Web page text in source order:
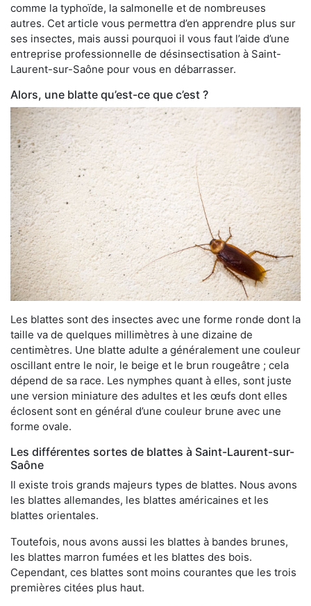
comme la typhoïde, la salmonelle et de nombreuses
autres. Cet article vous permettra d’en apprendre plus sur
ses insectes, mais aussi pourquoi il vous faut l’aide d’une
entreprise professionnelle de désinsectisation à Saint-
Laurent-sur-Saône pour vous en débarrasser.
Alors, une blatte qu’est-ce que c’est ?
Les blattes sont des insectes avec une forme ronde dont la
taille va de quelques millimètres à une dizaine de
centimètres. Une blatte adulte a généralement une couleur
oscillant entre le noir, le beige et le brun rougeâtre ; cela
dépend de sa race. Les nymphes quant à elles, sont juste
une version miniature des adultes et les œufs dont elles
éclosent sont en général d’une couleur brune avec une
forme ovale.
Les différentes sortes de blattes à Saint-Laurent-sur-
Saône
Il existe trois grands majeurs types de blattes. Nous avons
les blattes allemandes, les blattes américaines et les
blattes orientales.
Toutefois, nous avons aussi les blattes à bandes brunes,
les blattes marron fumées et les blattes des bois.
Cependant, ces blattes sont moins courantes que les trois
premières citées plus haut.